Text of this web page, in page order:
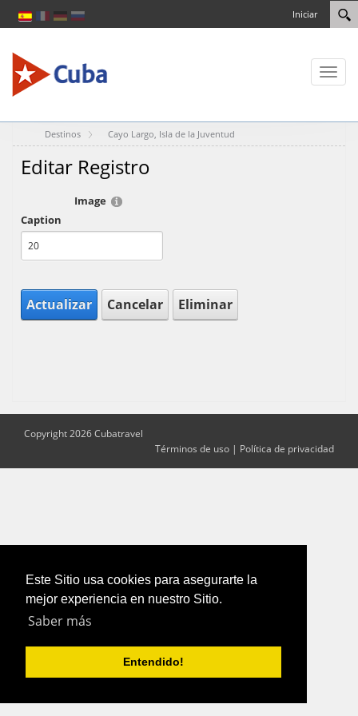
Este Sitio usa cookies para asegurarte la
mejor experiencia en nuestro Sitio.
Saber más
Entendido!
Iniciar
Toggle
Destinos Cayo Largo, Isla de la Juventud
Editar Registro
Image
Caption
Actualizar Cancelar Eliminar
Copyright 2026 Cubatravel
Términos de uso | Política de privacidad